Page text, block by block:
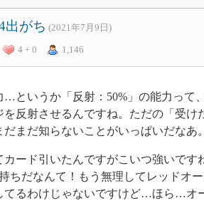
出がち (2021年7月9日)
4 + 0 1,146
というか「反射：50%」の能力って
反射させるんですね。ただの「受け
まだ知らないことがいっぱいだなあ。
ード引いたんですがこいつ強いです
ちだなんて！もう無理してレッドオ
てるわけじゃないですけど…ほら…オ